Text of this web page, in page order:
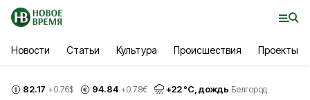
Новости Статьи Культура Происшествия Проекты
82.17 +0.76$ 94.84 +0.78€ +22°С, дождь Белгород